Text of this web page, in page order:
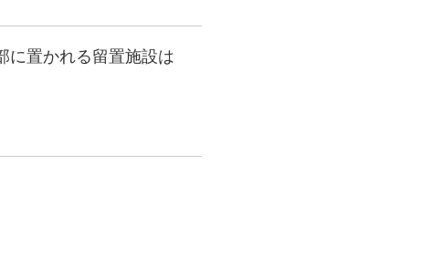
に置かれる留置施設は